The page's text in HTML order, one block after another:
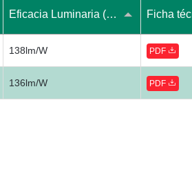
Eficacia Luminaria (lm/W) Ficha
138lm/W PDF
136lm/W PDF